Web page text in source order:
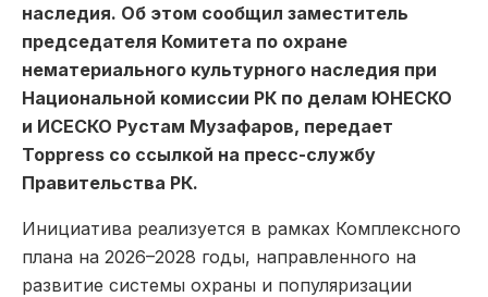
наследия. Об этом сообщил заместитель
председателя Комитета по охране
нематериального культурного наследия при
Национальной комиссии РК по делам ЮНЕСКО
и ИСЕСКО Рустам Музафаров, передает
Toppress со ссылкой на пресс-службу
Правительства РК.
Инициатива реализуется в рамках Комплексного
плана на 2026–2028 годы, направленного на
развитие системы охраны и популяризации